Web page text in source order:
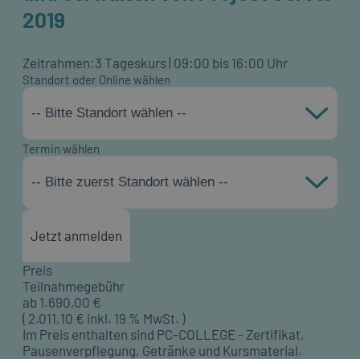
2019
Zeitrahmen:3 Tageskurs | 09:00 bis 16:00 Uhr
Standort oder Online wählen
-- Bitte Standort wählen --
Termin wählen
-- Bitte zuerst Standort wählen --
Jetzt anmelden
Preis
Teilnahmegebühr
ab 1.690,00 €
( 2.011,10 € inkl. 19 % MwSt. )
Im Preis enthalten sind PC-COLLEGE - Zertifikat,
Pausenverpflegung, Getränke und Kursmaterial.